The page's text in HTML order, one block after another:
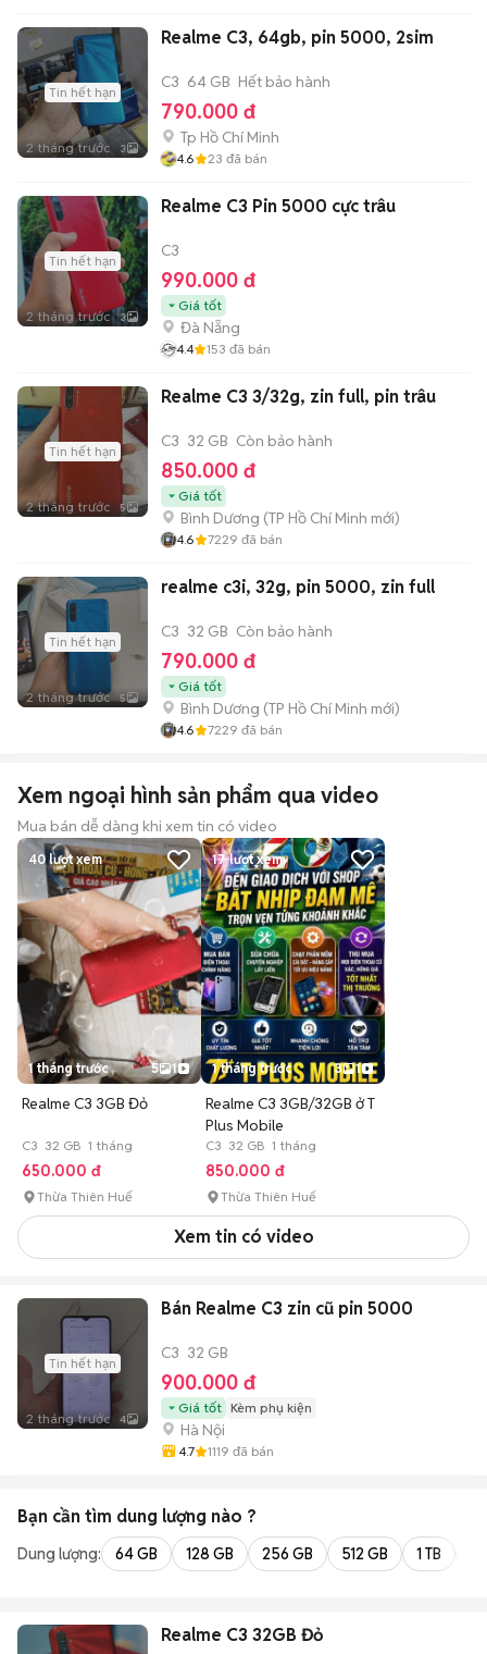
Tin hết hạn
2 tháng trước 3
Realme C3, 64gb, pin 5000, 2sim
C3 64 GB Hết bảo hành
790.000 đ
Tp Hồ Chí Minh
4.6 23 đã bán
Tin hết hạn
2 tháng trước 3
Realme C3 Pin 5000 cực trâu
C3
990.000 đ
Giá tốt
Đà Nẵng
4.4 153 đã bán
Tin hết hạn
2 tháng trước 5
Realme C3 3/32g, zin full, pin trâu
C3 32 GB Còn bảo hành
850.000 đ
Giá tốt
Bình Dương (TP Hồ Chí Minh mới)
4.6 7229 đã bán
Tin hết hạn
2 tháng trước 5
realme c3i, 32g, pin 5000, zin full
C3 32 GB Còn bảo hành
790.000 đ
Giá tốt
Bình Dương (TP Hồ Chí Minh mới)
4.6 7229 đã bán
Xem ngoại hình sản phẩm qua video
Mua bán dễ dàng khi xem tin có video
40 lượt xem
1 tháng trước 5 1
Realme C3 3GB Đỏ
C3 32 GB 1 tháng
650.000 đ
Thừa Thiên Huế
17lượt xem
1 tháng trước 3 1
Realme C3 3GB/32GB ở T
Plus Mobile
C3 32 GB 1 tháng
850.000 đ
Thừa Thiên Huế
Xem tin có video
Tin hết hạn
2 tháng trước 4
Bán Realme C3 zin cũ pin 5000
C3 32 GB
900.000 đ
Giá tốt Kèm phụ kiện
Hà Nội
4.7 1119 đã bán
Bạn cần tìm dung lượng nào ?
Dung lượng: 64 GB 128 GB 256 GB 512 GB 1 TB
Realme C3 32GB Đỏ